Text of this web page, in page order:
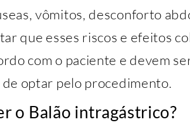
vômitos, desconforto
que esses riscos e efeitos
com o paciente e devem
optar pelo procedimento.
o Balão intragástrico?